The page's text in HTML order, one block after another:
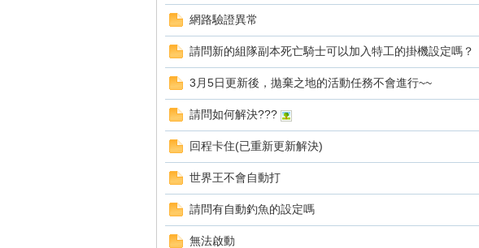
網路驗證異常
請問新的組隊副本死亡騎士可以加入特工的掛機設定嗎？
3月5日更新後，拋棄之地的活動任務不會進行~~
請問如何解決???
回程卡住(已重新更新解決)
世界王不會自動打
請問有自動釣魚的設定嗎
無法啟動